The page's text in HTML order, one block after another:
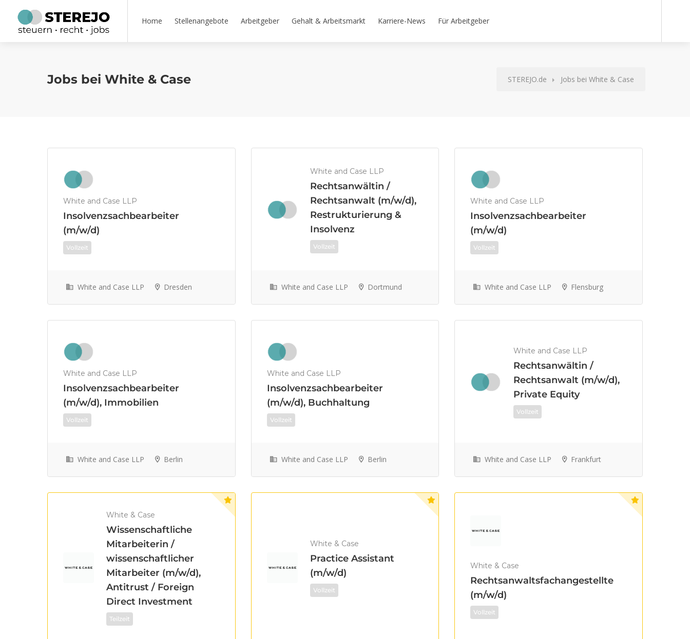
Home Stellenangebote Arbeitgeber Gehalt & Arbeitsmarkt Karriere-News Für Arbeitgeber
Jobs bei White & Case STEREJO.de Jobs bei White & Case
White and Case LLP
Insolvenzsachbearbeiter
(m/w/d)
Vollzeit
White and Case LLP Dresden
White and Case LLP
Rechtsanwältin /
Rechtsanwalt (m/w/d),
Restrukturierung &
Insolvenz
Vollzeit
White and Case LLP Dortmund
White and Case LLP
Insolvenzsachbearbeiter
(m/w/d)
Vollzeit
White and Case LLP Flensburg
White and Case LLP
Insolvenzsachbearbeiter
(m/w/d), Immobilien
Vollzeit
White and Case LLP Berlin
White and Case LLP
Insolvenzsachbearbeiter
(m/w/d), Buchhaltung
Vollzeit
White and Case LLP Berlin
White and Case LLP
Rechtsanwältin /
Rechtsanwalt (m/w/d),
Private Equity
Vollzeit
White and Case LLP Frankfurt
White & Case
Wissenschaftliche
Mitarbeiterin /
wissenschaftlicher
Mitarbeiter (m/w/d),
Antitrust / Foreign
Direct Investment
Teilzeit
White & Case
Practice Assistant
(m/w/d)
Vollzeit
White & Case
Rechtsanwaltsfachangestellte
(m/w/d)
Vollzeit